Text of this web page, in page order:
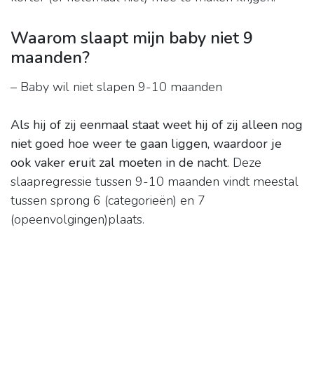
Waarom slaapt mijn baby niet 9
maanden?
– Baby wil niet slapen 9-10 maanden
Als hij of zij eenmaal staat weet hij of zij alleen nog
niet goed hoe weer te gaan liggen, waardoor je
ook vaker eruit zal moeten in de nacht. Deze
slaapregressie tussen 9-10 maanden vindt meestal
tussen sprong 6 (categorieën) en 7
(opeenvolgingen)plaats.